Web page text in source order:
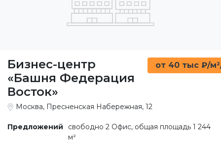
Бизнес-центр
«Башня Федерация
Восток»
от 40 тыс ₽/
Москва, Пресненская Набережная, 12
Предложений
свободно 2 Офис, общая площадь 1 244
м²